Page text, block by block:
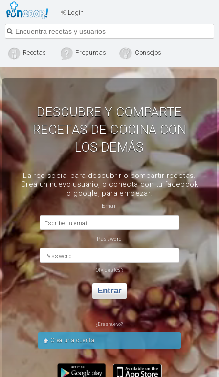
Login
Recetas Preguntas Consejos
DESCUBRE Y COMPARTE
RECETAS DE COCINA CON
LOS DEMÁS
La red social para descubrir o compartir recetas.
Crea un nuevo usuario, o conecta con tu facebook
o google, para empezar.
Email
Escribe tu email
Password
Password
Olvidastes?
Entrar
¿Eres nuevo?
Crea una cuenta